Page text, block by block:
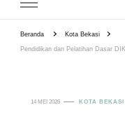
Beranda Kota Bekasi
Pendidikan dan Pelatihan Dasar
14 MEI 2026 KOTA BEKASI